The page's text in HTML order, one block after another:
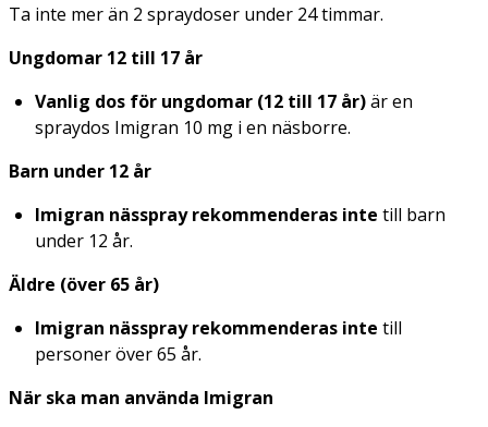
Ta inte mer än 2 spraydoser under 24 timmar.
Ungdomar 12 till 17 år
Vanlig dos för ungdomar (12 till 17 år)är en
spraydos Imigran 10 mg i en näsborre.
Barn under 12 år
Imigran nässpray rekommenderas inte till barn
under 12 år.
Äldre (över 65 år)
Imigran nässpray rekommenderas inte till
personer över 65 år.
När ska man använda Imigran